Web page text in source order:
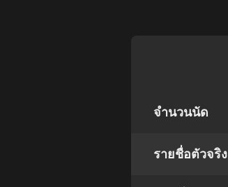
จำนวนนัด
รายชื่อตัวจริง